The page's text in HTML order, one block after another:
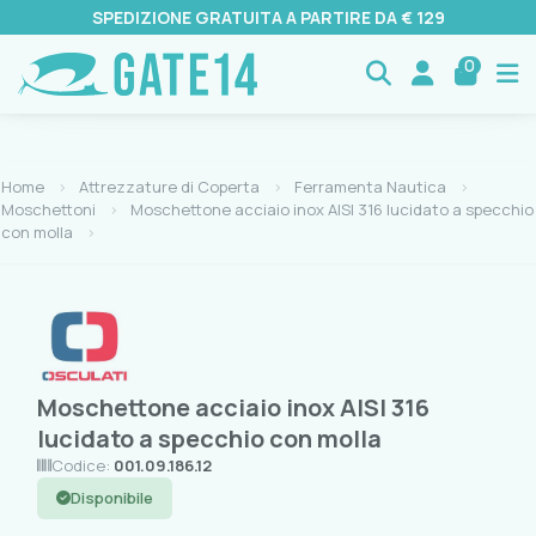
SPEDIZIONE GRATUITA A PARTIRE DA € 129
0
Home Attrezzature di Coperta
Ferramenta Nautica
Moschettoni
Moschettone acciaio inox AISI 316 lucidato a specchio
con molla
Moschettone acciaio inox AISI 316
lucidato a specchio con molla
Codice: 001.09.186.12
Disponibile